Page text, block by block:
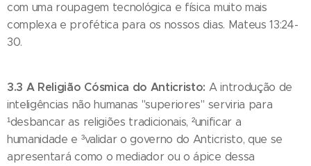
com uma roupagem tecnológica e física muito mais
complexa e profética para os nossos dias. Mateus 13:24-
30.
3.3 A Religião Cósmica do Anticristo: A introdução de
inteligências não humanas "superiores" serviria para
¹desbancar as religiões tradicionais, ²unificar a
humanidade e ³validar o governo do Anticristo, que se
apresentará como o mediador ou o ápice dessa